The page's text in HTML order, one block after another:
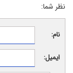
نظر شما:
نام:
ایمیل: